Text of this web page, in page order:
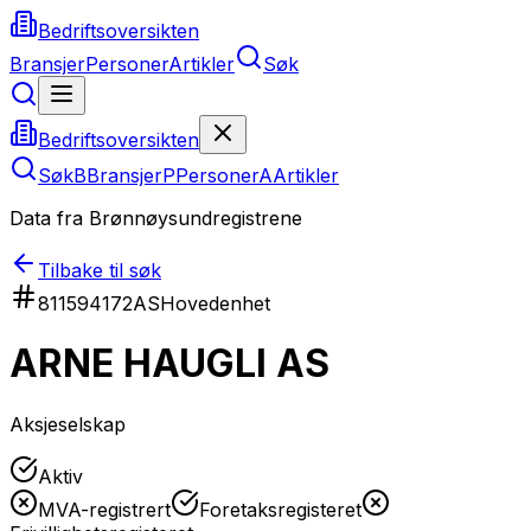
Bedriftsoversikten
BransjerPersonerArtikler Søk
Bedriftsoversikten
SøkBBransjerPPersonerAArtikler
Data fra Brønnøysundregistrene
Tilbake til søk
811594172ASHovedenhet
ARNE HAUGLI AS
Aksjeselskap
Aktiv
MVA-registrert
Foretaksregisteret